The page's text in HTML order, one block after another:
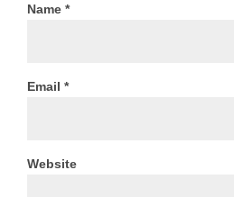
Name *
Email *
Website